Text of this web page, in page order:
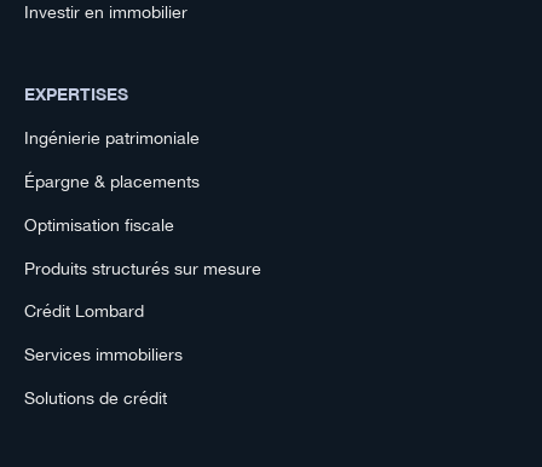
Investir en immobilier
EXPERTISES
Ingénierie patrimoniale
Épargne & placements
Optimisation fiscale
Produits structurés sur mesure
Crédit Lombard
Services immobiliers
Solutions de crédit